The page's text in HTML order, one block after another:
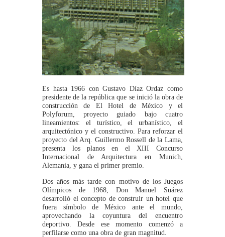
Es hasta 1966 con Gustavo Díaz Ordaz como
presidente de la república que se inició la obra de
construcción de El Hotel de México y el
Polyforum, proyecto guiado bajo cuatro
lineamientos: el turístico, el urbanístico, el
arquitectónico y el constructivo. Para reforzar el
proyecto del Arq. Guillermo Rossell de la Lama,
presenta los planos en el XIII Concurso
Internacional de Arquitectura en Munich,
Alemania, y gana el primer premio.
Dos años más tarde con motivo de los Juegos
Olímpicos de 1968, Don Manuel Suárez
desarrolló el concepto de construir un hotel que
fuera símbolo de México ante el mundo,
aprovechando la coyuntura del encuentro
deportivo. Desde ese momento comenzó a
perfilarse como una obra de gran magnitud.